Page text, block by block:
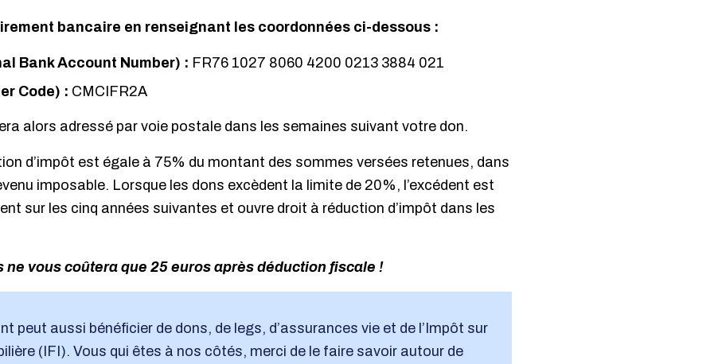
bancaire en renseignant les coordonnées ci-dessous :
Bank Account Number) : FR76 1027 8060 4200 0213 3884 021
Code) : CMCIFR2A
alors adressé par voie postale dans les semaines suivant votre don.
d’impôt est égale à 75% du montant des sommes versées retenues, dans
imposable. Lorsque les dons excèdent la limite de 20%, l’excédent est
sur les cinq années suivantes et ouvre droit à réduction d’impôt dans les
ne vous coûtera que 25 euros après déduction fiscale !
peut aussi bénéficier de dons, de legs, d’assurances vie et de l’Impôt sur
(IFI). Vous qui êtes à nos côtés, merci de le faire savoir autour de